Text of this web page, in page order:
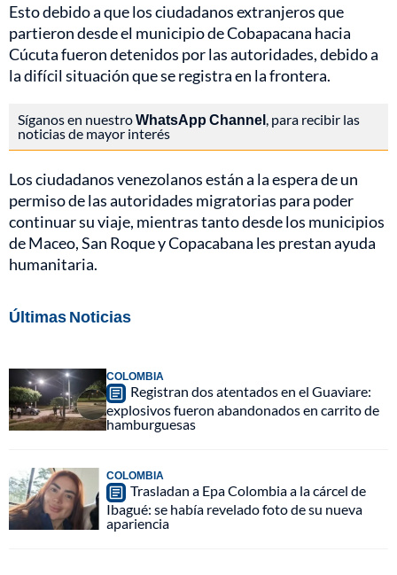
Esto debido a que los ciudadanos extranjeros que
partieron desde el municipio de Cobapacana hacia
Cúcuta fueron detenidos por las autoridades, debido a
la difícil situación que se registra en la frontera.
Síganos en nuestroWhatsApp Channel , para recibir las
noticias de mayor interés
Los ciudadanos venezolanos están a la espera de un
permiso de las autoridades migratorias para poder
continuar su viaje, mientras tanto desde los municipios
de Maceo, San Roque y Copacabana les prestan ayuda
humanitaria.
Últimas Noticias
COLOMBIA
Registran dos atentados en el Guaviare:
explosivos fueron abandonados en carrito de
hamburguesas
COLOMBIA
Trasladan a Epa Colombia a la cárcel de
Ibagué: se había revelado foto de su nueva
apariencia